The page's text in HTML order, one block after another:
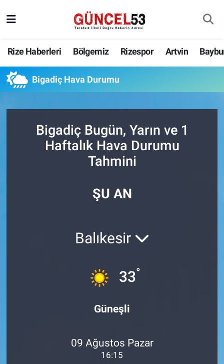
Rize Haberleri Bölgemiz Rizespor Artvin
Bigadiç Hava Durumu
Bigadiç Bugün, Yarın ve 1
Haftalık Hava Durumu
Tahmini
ŞU AN
Balıkesir
33°
Güneşli
09 Ağustos Pazar
16:15